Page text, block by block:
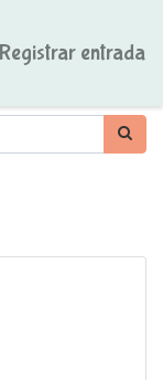
Registrar entrada